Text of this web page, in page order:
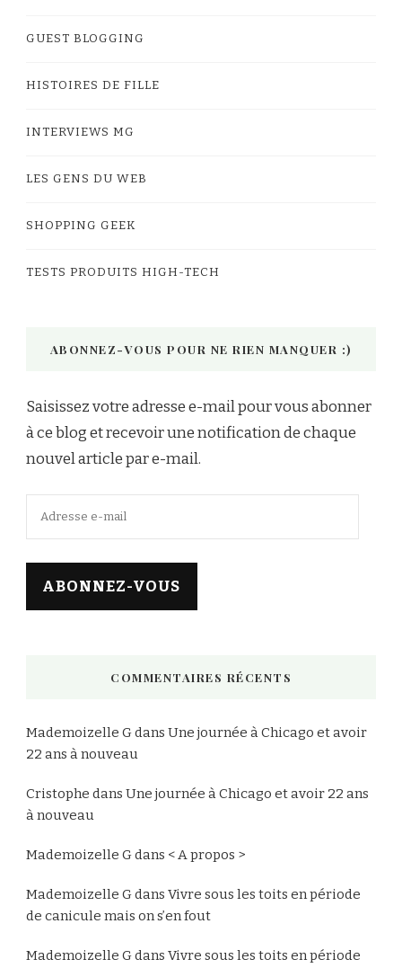
GUEST BLOGGING
HISTOIRES DE FILLE
INTERVIEWS MG
LES GENS DU WEB
SHOPPING GEEK
TESTS PRODUITS HIGH-TECH
ABONNEZ-VOUS POUR NE RIEN MANQUER :)
Saisissez votre adresse e-mail pour vous abonner
à ce blog et recevoir une notification de chaque
nouvel article par e-mail.
Adresse
mail
ABONNEZ-VOUS
COMMENTAIRES RÉCENTS
Mademoizelle Gdans Une journée à Chicago et avoir
22 ans à nouveau
Cristophe dans Une journée à Chicago et avoir 22 ans
à nouveau
Mademoizelle Gdans < A propos >
Mademoizelle Gdans Vivre sous les toits en période
de canicule mais on s’en fout
Mademoizelle Gdans Vivre sous les toits en période